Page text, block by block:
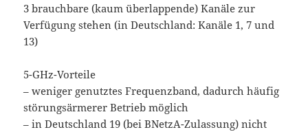
3 brauchbare (kaum überlappende) Kanäle zur
Verfügung stehen (in Deutschland: Kanäle 1, 7 und
13)
5-GHz-Vorteile
– weniger genutztes Frequenzband, dadurch häufig
störungsärmerer Betrieb möglich
– in Deutschland 19 (bei BNetzA-Zulassung) nicht